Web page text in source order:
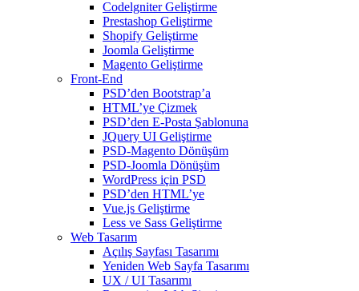
Codelgniter Geliştirme
Prestashop Geliştirme
Shopify Geliştirme
Joomla Geliştirme
Magento Geliştirme
Front-End
PSD’den Bootstrap’a
HTML’ye Çizmek
PSD’den E-Posta Şablonuna
JQuery UI Geliştirme
PSD-Magento Dönüşüm
PSD-Joomla Dönüşüm
WordPress için PSD
PSD’den HTML’ye
Vue.js Geliştirme
Less ve Sass Geliştirme
Web Tasarım
Açılış Sayfası Tasarımı
Yeniden Web Sayfa Tasarımı
UX / UI Tasarımı